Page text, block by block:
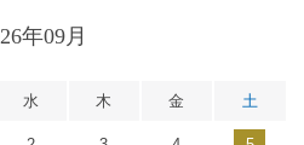
年09月
水 木 金 土